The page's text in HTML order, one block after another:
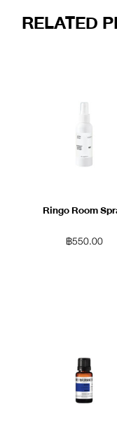
RELATED
Ringo Room
฿550.00